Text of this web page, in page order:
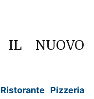
NUOVO
Ristorante Pizzeria